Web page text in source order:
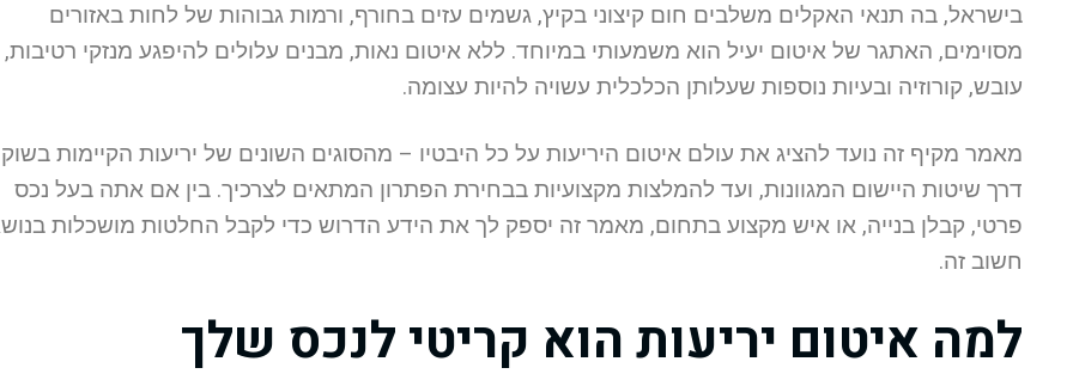
בישראל, בה תנאי האקלים משלבים חום קיצוני בקיץ, גשמים עזים בחורף, ורמות גבוהות של לחות באזורים
מסוימים, האתגר של איטום יעיל הוא משמעותי במיוחד. ללא איטום נאות, מבנים עלולים להיפגע מנזקי רטיבות,
עובש, קורוזיה ובעיות נוספות שעלותן הכלכלית עשויה להיות עצומה.
מאמר מקיף זה נועד להציג את עולם איטום היריעות על כל היבטיו – מהסוגים השונים של יריעות הקיימות
דרך שיטות היישום המגוונות, ועד להמלצות מקצועיות בבחירת הפתרון המתאים לצרכיך. בין אם אתה בעל נכס
פרטי, קבלן בנייה, או איש מקצוע בתחום, מאמר זה יספק לך את הידע הדרוש כדי לקבל החלטות מושכלות
חשוב זה.
למה איטום יריעות הוא קריטי לנכס שלך